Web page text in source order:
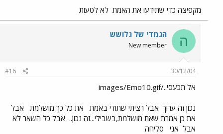
מקפיצה כדי שתידעו את האמת לא לטעות
ה הגמדי של גלושש
New member
30/12/04
#16
אל תכעסי../images/Emo10.gif
נכון זה ערוך אבל רציתי שתודי באמת את כל כך מושלמת
אבל
את כן אמרת שאת מושלמת,בשבילי...זה נכון.. אבל כל השאר לא
אבל אני סליחה